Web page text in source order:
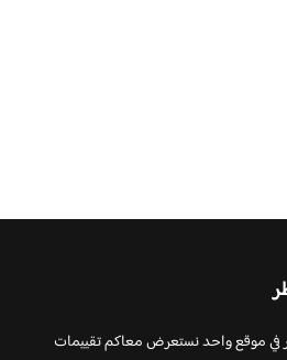
موقع واحد نستعرض معاكم تقييمات